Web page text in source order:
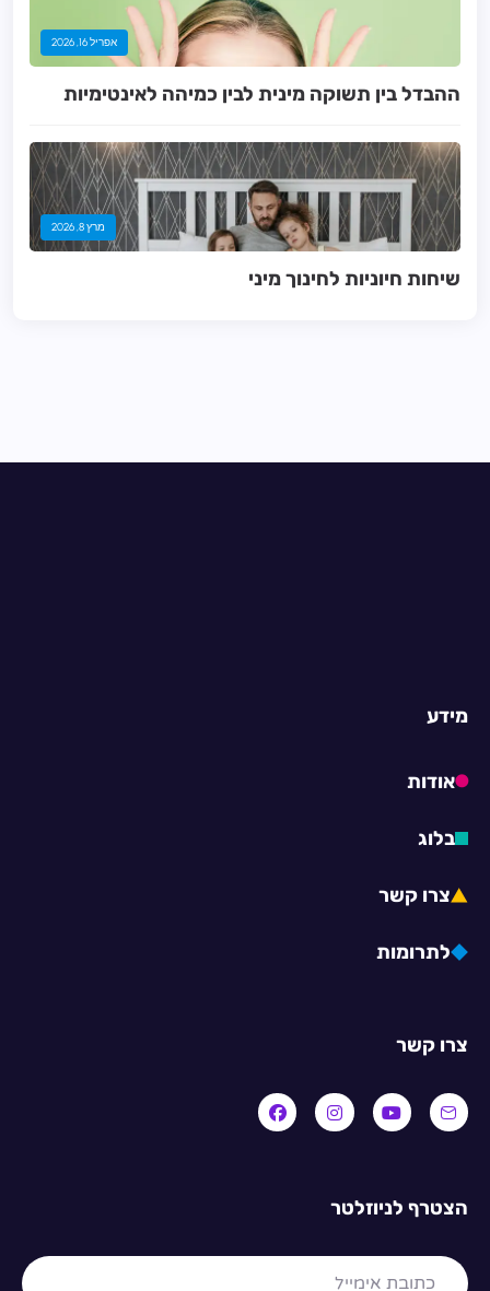
אפריל 16, 2026
ההבדל בין תשוקה מינית לבין כמיהה לאינטימיות
מרץ 8, 2026
שיחות חיוניות לחינוך מיני
צרו קשר
מידע
אודות
בלוג
צרו קשר
לתרומות
הצטרף לניוזלטר